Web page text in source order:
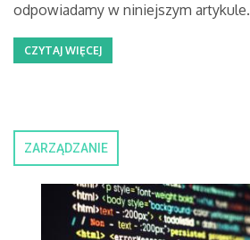
odpowiadamy w niniejszym artykule.
CZYTAJ WIĘCEJ
ZARZĄDZANIE